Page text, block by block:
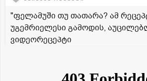
"ფელამუში თუ თათარა? ამ
უგემრიელესი გამოდის,
ვიდეორეცეპტი